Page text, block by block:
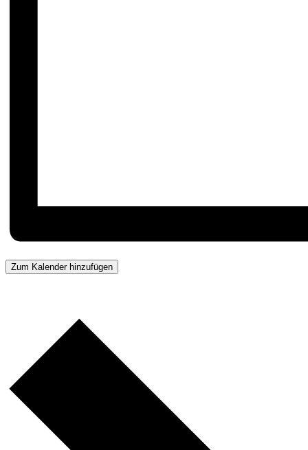
Zum Kalender hinzufügen